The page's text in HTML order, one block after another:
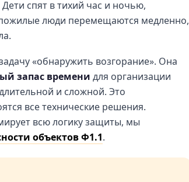
спят в тихий час и ночью,
люди перемещаются медленно,
«обнаружить возгорание». Она
запас времени для организации
и сложной. Это
все технические решения.
всю логику защиты, мы
объектов Ф1.1.